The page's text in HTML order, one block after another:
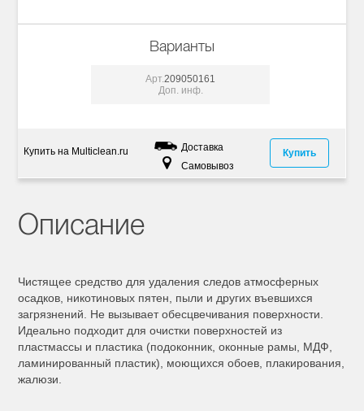
Варианты
Арт.209050161
Доп. инф.
Купить на Multiclean.ru
Доставка
Самовывоз
Купить
Описание
Чистящее средство для удаления следов атмосферных
осадков, никотиновых пятен, пыли и других въевшихся
загрязнений. Не вызывает обесцвечивания поверхности.
Идеально подходит для очистки поверхностей из
пластмассы и пластика (подоконник, оконные рамы, МДФ,
ламинированный пластик), моющихся обоев, плакирования,
жалюзи.